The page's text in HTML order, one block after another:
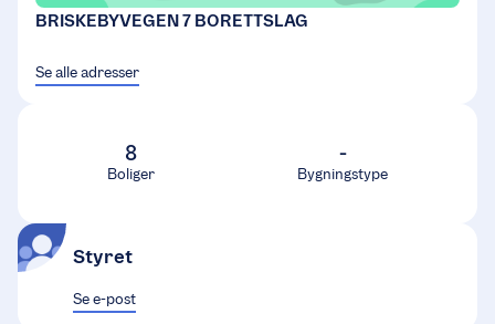
BRISKEBYVEGEN 7 BORETTSLAG
Se alle adresser
8
Boliger
-
Bygningstype
Styret
Se e-post